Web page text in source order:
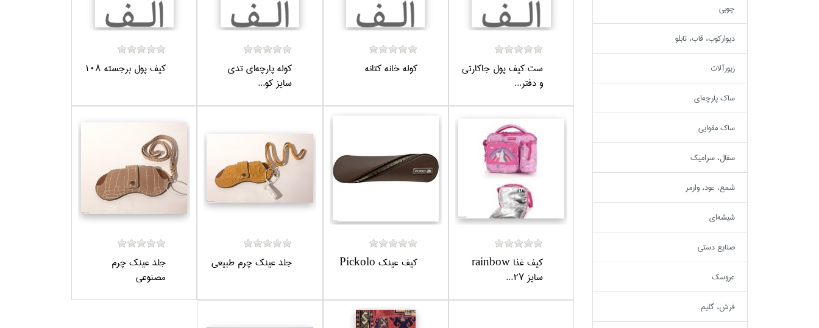
چوبي
ديواركوب، قاب، تابلو
زيورآلات
ساك پارچه‌اي
ساك مقوايي
سفال، سراميك
شمع، عود، وارمر
شيشه‌اي
صنايع دستي
عروسك
فرش، گليم
ست كيف پول جاكارتي
و دفتر...
كوله خانه كتانه
كوله پارچه‌اي تدي
سايز كو...
كيف پول برجسته 108
كيف غذا rainbow
سايز 27...
كيف عينك Pickolo جلد عينك چرم طبيعي
جلد عينك چرم
مصنوعي